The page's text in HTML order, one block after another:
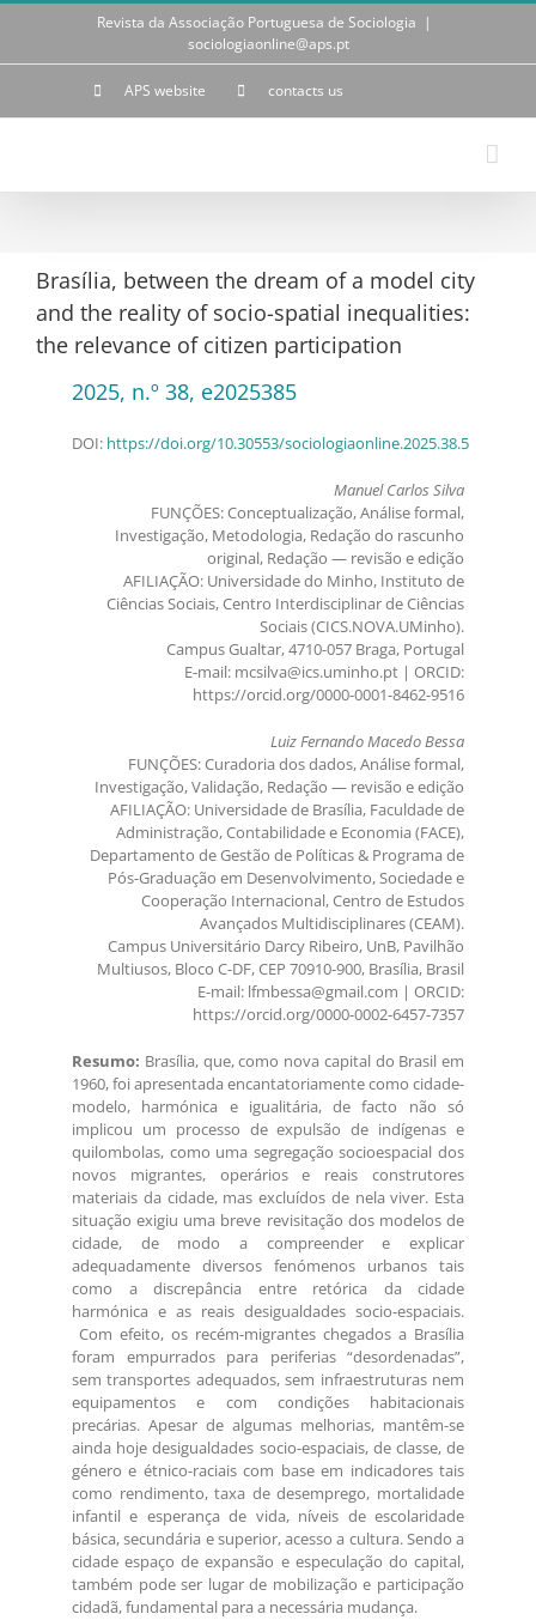
Skip
Revista da Associação Portuguesa de Sociologia |
sociologiaonline@aps.pt
APS website contacts us
Brasília, between the dream of a model city
and the reality of socio-spatial inequalities:
the relevance of citizen participation
2025, n.º 38, e2025385
DOI: https://doi.org/10.30553/sociologiaonline.2025.38.5
Manuel Carlos Silva
FUNÇÕES: Conceptualização, Análise formal,
Investigação, Metodologia, Redação do rascunho
original, Redação — revisão e edição
AFILIAÇÃO: Universidade do Minho, Instituto de
Ciências Sociais, Centro Interdisciplinar de Ciências
Sociais (CICS.NOVA.UMinho).
Campus Gualtar, 4710-057 Braga, Portugal
E-mail: mcsilva@ics.uminho.pt | ORCID:
https://orcid.org/0000-0001-8462-9516
Luiz Fernando Macedo Bessa
FUNÇÕES: Curadoria dos dados, Análise formal,
Investigação, Validação, Redação — revisão e edição
AFILIAÇÃO: Universidade de Brasília, Faculdade de
Administração, Contabilidade e Economia (FACE),
Departamento de Gestão de Políticas & Programa de
Pós-Graduação em Desenvolvimento, Sociedade e
Cooperação Internacional, Centro de Estudos
Avançados Multidisciplinares (CEAM).
Campus Universitário Darcy Ribeiro, UnB, Pavilhão
Multiusos, Bloco C-DF, CEP 70910-900, Brasília, Brasil
E-mail: lfmbessa@gmail.com | ORCID:
https://orcid.org/0000-0002-6457-7357
Resumo: Brasília, que, como nova capital do Brasil em
1960, foi apresentada encantatoriamente como cidade-
modelo, harmónica e igualitária, de facto não só
implicou um processo de expulsão de indígenas e
quilombolas, como uma segregação socioespacial dos
novos migrantes, operários e reais construtores
materiais da cidade, mas excluídos de nela viver. Esta
situação exigiu uma breve revisitação dos modelos de
cidade, de modo a compreender e explicar
adequadamente diversos fenómenos urbanos tais
como a discrepância entre retórica da cidade
harmónica e as reais desigualdades socio-espaciais.
Com efeito, os recém-migrantes chegados a Brasília
foram empurrados para periferias “desordenadas”,
sem transportes adequados, sem infraestruturas nem
equipamentos e com condições habitacionais
precárias. Apesar de algumas melhorias, mantêm-se
ainda hoje desigualdades socio-espaciais, de classe, de
género e étnico-raciais com base em indicadores tais
como rendimento, taxa de desemprego, mortalidade
infantil e esperança de vida, níveis de escolaridade
básica, secundária e superior, acesso a cultura. Sendo a
cidade espaço de expansão e especulação do capital,
também pode ser lugar de mobilização e participação
cidadã, fundamental para a necessária mudança.